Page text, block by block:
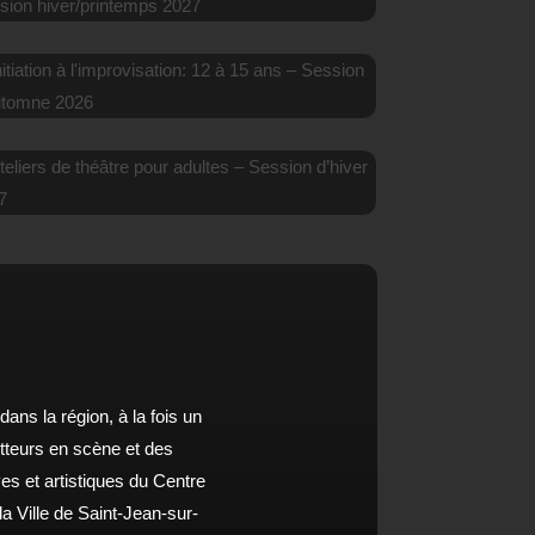
DE THÉÂTRE POUR ENFANTS: 8-9 ANS –
HIVER/PRINTEMPS 2027
EN SAVOIR PLUS
À L'IMPROVISATION: 12 À 15 ANS –
D’AUTOMNE 2026
EN SAVOIR PLUS
2027
la région, à la fois un
en scène et des
et artistiques du Centre
Ville de Saint-Jean-sur-